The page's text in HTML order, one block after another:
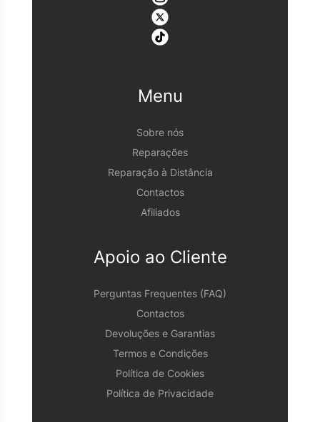
Menu
Sobre nós
Reparações
Reparação à Distância
Contactos
Afiliados
Apoio ao Cliente
Perguntas Frequentes (FAQ)
Contactos
Devoluções e Garantias
Termos e Condições
Política de Cookies
Política de Privacidade